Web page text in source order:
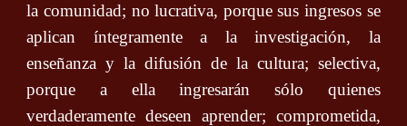
la comunidad; no lucrativa, porque sus ingresos se
aplican íntegramente a la investigación, la
enseñanza y la difusión de la cultura; selectiva,
porque a ella ingresarán sólo quienes
verdaderamente deseen aprender; comprometida,